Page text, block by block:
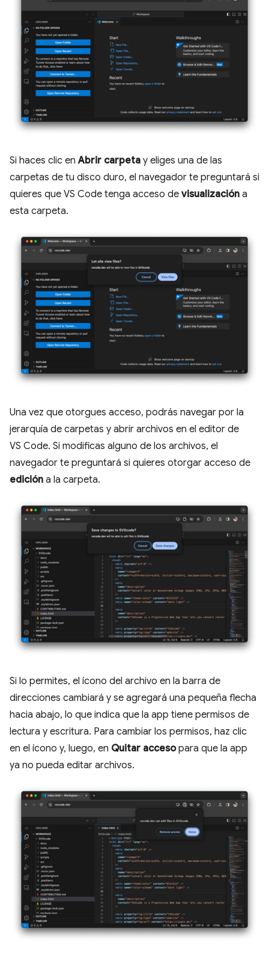
Si haces clic enAbrir carpeta y eliges una de las
carpetas de tu disco duro, el navegador te preguntará si
quieres que VS Code tenga acceso de visualización a
esta carpeta.
Una vez que otorgues acceso, podrás navegar por la
jerarquía de carpetas y abrir archivos en el editor de
VS Code. Si modificas alguno de los archivos, el
navegador te preguntará si quieres otorgar acceso de
edición a la carpeta.
Si lo permites, el ícono del archivo en la barra de
direcciones cambiará y se agregará una pequeña flecha
hacia abajo, lo que indica que la app tiene permisos de
lectura y escritura. Para cambiar los permisos, haz clic
en el ícono y, luego, en Quitar accesopara que la app
ya no pueda editar archivos.